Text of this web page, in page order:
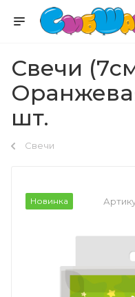
Свечи
шт.
Свечи
Новинка